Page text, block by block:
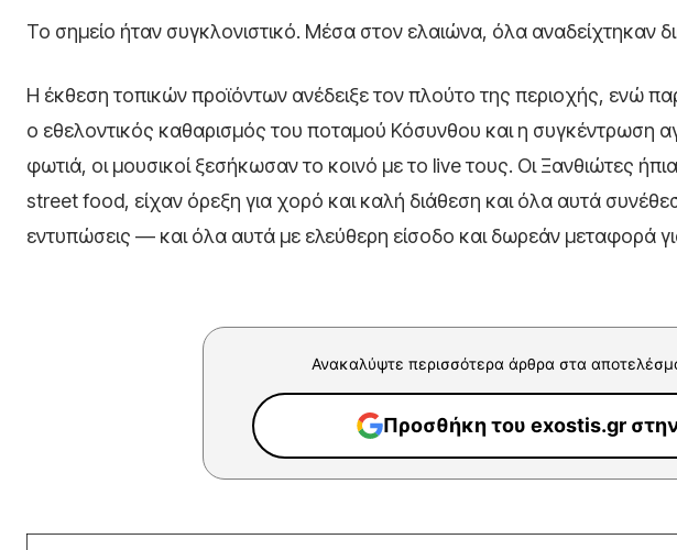
Το σημείο ήταν συγκλονιστικό. Μέσα στον ελαιώνα, όλα αναδείχτηκαν
Η έκθεση τοπικών προϊόντων ανέδειξε τον πλούτο της περιοχής, ενώ
ο εθελοντικός καθαρισμός του ποταμού Κόσυνθου και η συγκέντρωση
φωτιά, οι μουσικοί ξεσήκωσαν το κοινό με το live τους. Οι Ξανθιώτες
street food, είχαν όρεξη για χορό και καλή διάθεση και όλα αυτά
εντυπώσεις — και όλα αυτά με ελεύθερη είσοδο και δωρεάν μεταφορά
Ανακαλύψτε περισσότερα άρθρα στα
Προσθήκη του exostis.gr